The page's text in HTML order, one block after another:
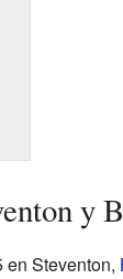
y
Steventon,